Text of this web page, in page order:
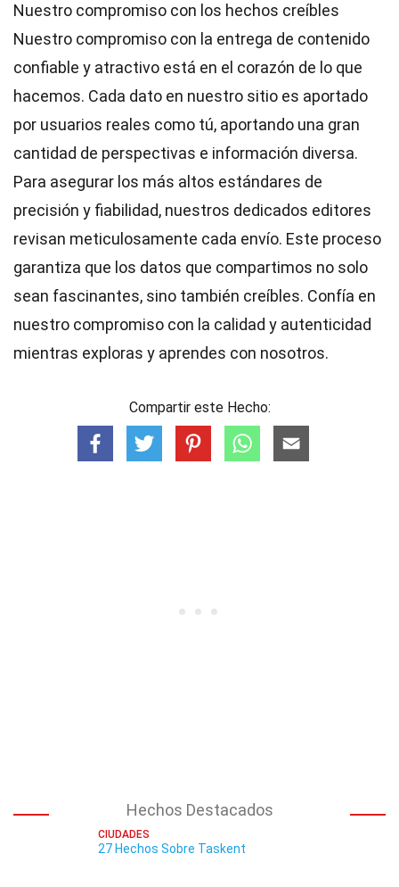
Nuestro compromiso con los hechos creíbles
Nuestro compromiso con la entrega de contenido
confiable y atractivo está en el corazón de lo que
hacemos. Cada dato en nuestro sitio es aportado
por usuarios reales como tú, aportando una gran
cantidad de perspectivas e información diversa.
Para asegurar los más altos estándares de
precisión y fiabilidad, nuestros dedicados editores
revisan meticulosamente cada envío. Este proceso
garantiza que los datos que compartimos no solo
sean fascinantes, sino también creíbles. Confía en
nuestro compromiso con la calidad y autenticidad
mientras exploras y aprendes con nosotros.
Compartir este Hecho:
Hechos Destacados
CIUDADES
27 Hechos Sobre Taskent